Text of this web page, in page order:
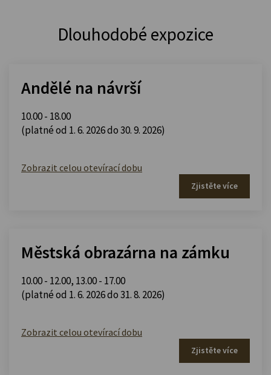
Dlouhodobé expozice
Andělé na návrší
10.00 - 18.00
(platné od 1. 6. 2026 do 30. 9. 2026)
Zobrazit celou otevírací dobu
Zjistěte více
Městská obrazárna na zámku
10.00 - 12.00, 13.00 - 17.00
(platné od 1. 6. 2026 do 31. 8. 2026)
Zobrazit celou otevírací dobu
Zjistěte více